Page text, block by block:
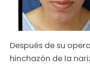
Después de su
hinchazón de la